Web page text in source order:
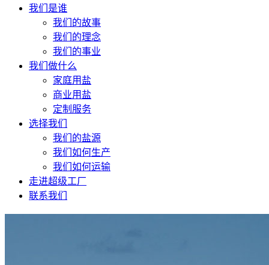
我们是谁
我们的故事
我们的理念
我们的事业
我们做什么
家庭用盐
商业用盐
定制服务
选择我们
我们的盐源
我们如何生产
我们如何运输
走进超级工厂
联系我们